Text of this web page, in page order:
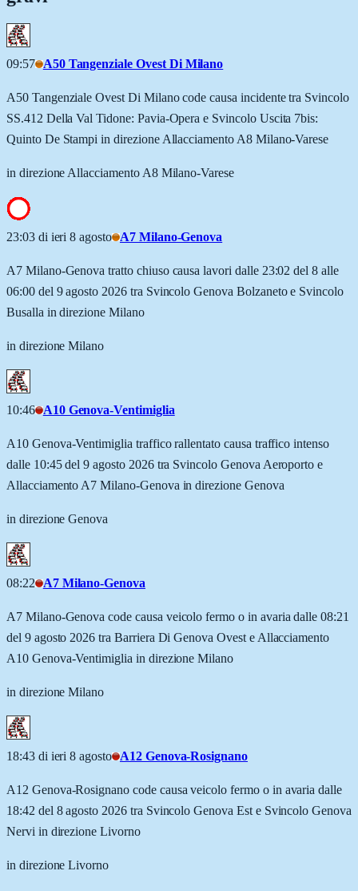
09:57 A50 Tangenziale Ovest Di Milano
A50 Tangenziale Ovest Di Milano code causa incidente tra Svincolo
SS.412 Della Val Tidone: Pavia-Opera e Svincolo Uscita 7bis:
Quinto De Stampi in direzione Allacciamento A8 Milano-Varese
in direzione Allacciamento A8 Milano-Varese
23:03 di ieri 8 agosto A7 Milano-Genova
A7 Milano-Genova tratto chiuso causa lavori dalle 23:02 del 8 alle
06:00 del 9 agosto 2026 tra Svincolo Genova Bolzaneto e Svincolo
Busalla in direzione Milano
in direzione Milano
10:46 A10 Genova-Ventimiglia
A10 Genova-Ventimiglia traffico rallentato causa traffico intenso
dalle 10:45 del 9 agosto 2026 tra Svincolo Genova Aeroporto e
Allacciamento A7 Milano-Genova in direzione Genova
in direzione Genova
08:22 A7 Milano-Genova
A7 Milano-Genova code causa veicolo fermo o in avaria dalle 08:21
del 9 agosto 2026 tra Barriera Di Genova Ovest e Allacciamento
A10 Genova-Ventimiglia in direzione Milano
in direzione Milano
18:43 di ieri 8 agosto A12 Genova-Rosignano
A12 Genova-Rosignano code causa veicolo fermo o in avaria dalle
18:42 del 8 agosto 2026 tra Svincolo Genova Est e Svincolo Genova
Nervi in direzione Livorno
in direzione Livorno